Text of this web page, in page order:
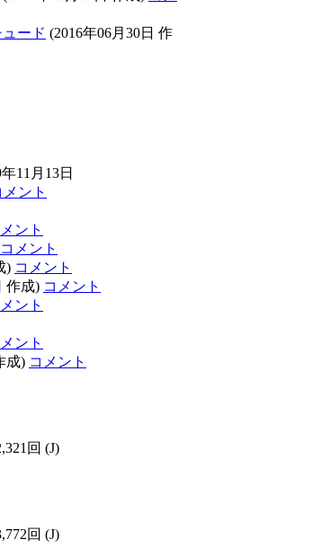
ード (2016年06月30日 作
11月13日
メント
ント
コメント
) コメント
作成) コメント
ント
ント
成) コメント
回 (J)
回 (J)